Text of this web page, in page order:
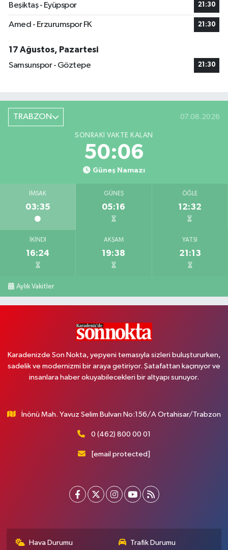
Beşiktaş - Eyüpspor 21:30
Amed - Erzurumspor FK 21:30
17 Ağustos, Pazartesi
Samsunspor - Göztepe
21:30
TRABZON 07.08.2026
SONRAKI VAKTE KALAN
50:05
Güneş Namazı
İMSAK
03:35
GÜNEŞ
05:16
ÖĞLE
12:32
İKINDI
16:24
AKŞAM
19:38
YATSI
21:13
Aylık Vakitler
Karadenizde Son Nokta, yepyeni temasıyla sizleri buluştururken,
sadelik ve modernizmi bir araya getiriyor. Şatafattan kaçınıyor ve
insanlara haber okuyabilecekleri bir altyapı sunuyor.
İnönü Mah. Yavuz Selim Bulvarı No:156/A Ortahisar/Trabzon
0 (462) 800 00 01
[email protected]
Hava Durumu Trafik Durumu